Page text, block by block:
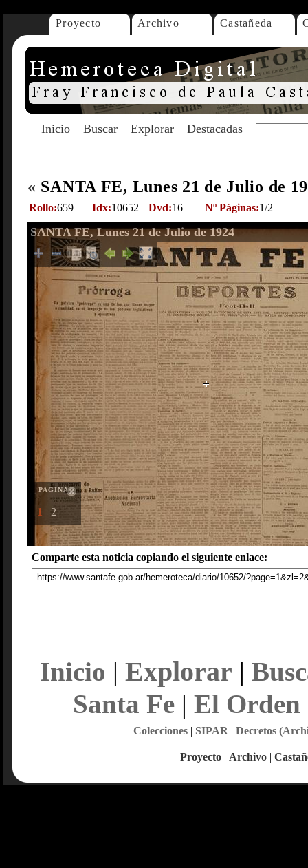
Proyecto Archivo Castañeda
Inicio Buscar Explorar Destacadas
« SANTA FE, Lunes 21 de Julio de
Rollo:659 Idx:10652 Dvd:16 Nº Páginas:1/2
SANTA FE, Lunes 21 de Julio de 1924
PAGINAS
1 2
Comparte esta noticia copiando el siguiente enlace:
Inicio | Explorar |
Santa Fe| El Orden
Colecciones| SIPAR | Decretos
Proyecto | Archivo |